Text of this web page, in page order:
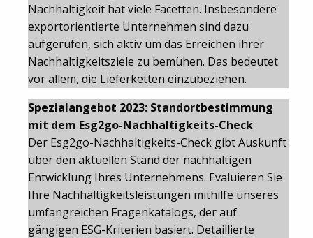
Nachhaltigkeit hat viele Facetten. Insbesondere
exportorientierte Unternehmen sind dazu
aufgerufen, sich aktiv um das Erreichen ihrer
Nachhaltigkeitsziele zu bemühen. Das bedeutet
vor allem, die Lieferketten einzubeziehen.
Spezialangebot 2023: Standortbestimmung
mit dem Esg2go-Nachhaltigkeits-Check
Der Esg2go-Nachhaltigkeits-Check gibt Auskunft
über den aktuellen Stand der nachhaltigen
Entwicklung Ihres Unternehmens. Evaluieren Sie
Ihre Nachhaltigkeitsleistungen mithilfe unseres
umfangreichen Fragenkatalogs, der auf
gängigen ESG-Kriterien basiert. Detaillierte